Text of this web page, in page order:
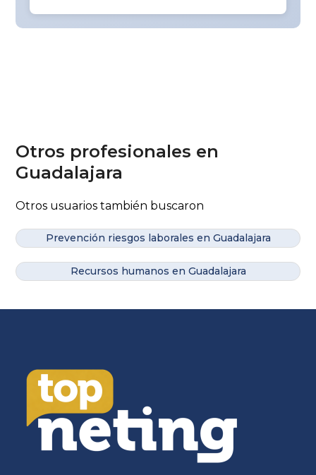
Otros profesionales en
Guadalajara
Otros usuarios también buscaron
Prevención riesgos laborales en Guadalajara
Recursos humanos en Guadalajara